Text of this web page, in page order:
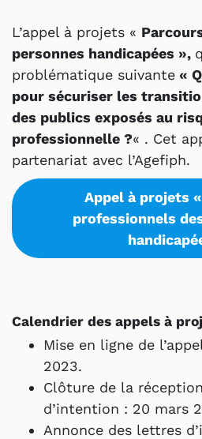
L’appel à projets «
personnes handicapées »,
problématique suivante «
pour sécuriser les
des publics exposés au
professionnelle ?« . Cet
partenariat avec l’Agefiph.
Appel à projets «
professionnels
Calendrier des appels à
Mise en ligne de
2023.
Clôture de la
d’intention : 20 mars
Annonce des lettres